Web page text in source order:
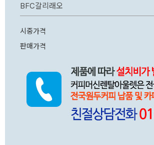
BFC갈리래오
시중가격
판매가격